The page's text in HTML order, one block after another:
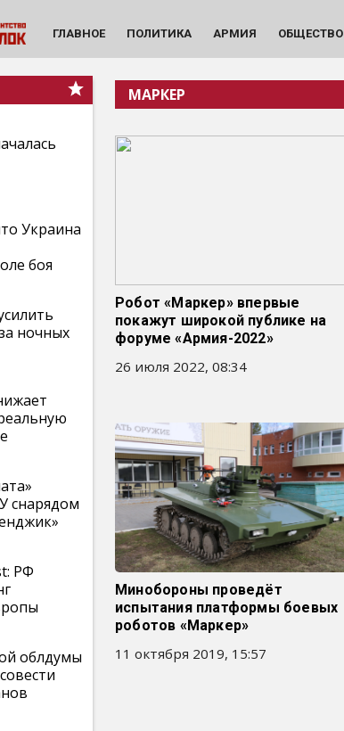
ГЛАВНОЕ ПОЛИТИКА АРМИЯ ОБЩЕСТВО
Украина
боя
ночных
снарядом
РФ
облдумы
МАРКЕР
Робот «Маркер» впервые
покажут широкой публике на
форуме «Армия-2022»
26 июля 2022, 08:34
Минобороны проведёт
испытания платформы боевых
роботов «Маркер»
11 октября 2019, 15:57